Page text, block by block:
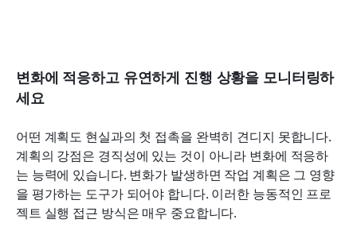
변화에 적응하고 유연하게 진행 상황을 모니터링하
세요
어떤 계획도 현실과의 첫 접촉을 완벽히 견디지 못합니다.
계획의 강점은 경직성에 있는 것이 아니라 변화에 적응하
는 능력에 있습니다. 변화가 발생하면 작업 계획은 그 영향
을 평가하는 도구가 되어야 합니다. 이러한 능동적인 프로
젝트 실행 접근 방식은 매우 중요합니다.